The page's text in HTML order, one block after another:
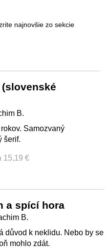
najnovšie zo sekcie
B.
Samozvaný
šerif.
15,19 €
a spící hora
B.
důvod k neklidu. Nebo by se
mohlo zdát.